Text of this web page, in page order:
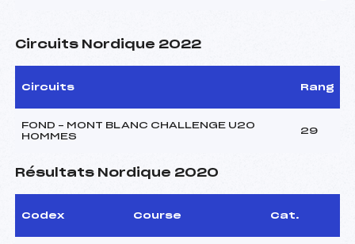
Circuits Nordique 2022
Circuits Rang
FOND – MONT BLANC CHALLENGE U20
HOMMES
29
Résultats Nordique 2020
Codex Course Cat.